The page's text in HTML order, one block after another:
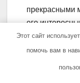
прекрасными
его
гранях между
обычным
Брак и
Этот сайт
помочь вам в